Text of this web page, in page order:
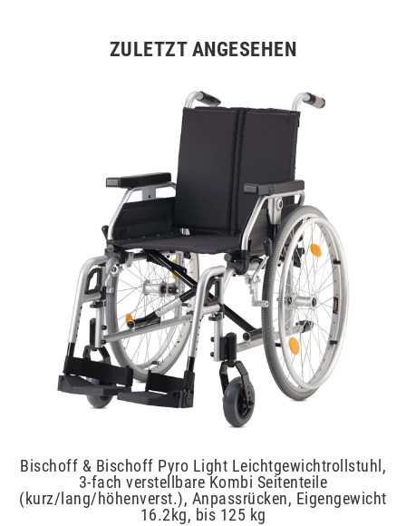
ZULETZT ANGESEHEN
Bischoff & Bischoff Pyro Light Leichtgewichtrollstuhl,
3-fach verstellbare Kombi Seitenteile
(kurz/lang/höhenverst.), Anpassrücken, Eigengewicht
16.2kg, bis 125 kg